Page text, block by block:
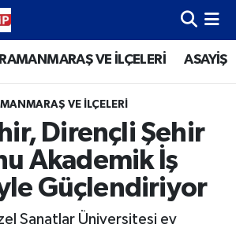
VE İLÇELERİ ASAYİŞ
VE İLÇELERİ
Dirençli Şehir
Akademik İş
Güçlendiriyor
Sanatlar Üniversitesi ev
Nöbetçi Eczaneler
Hava Durumu
Namaz Vakitleri
Trafik Yoğunluk Haritası
Durumu ve Fikstür